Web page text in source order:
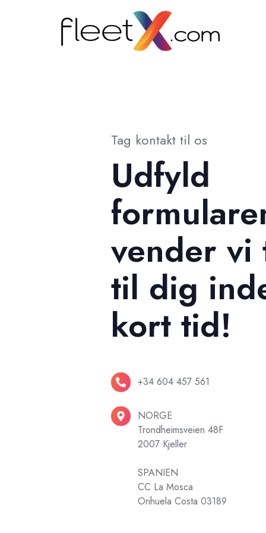
Tag kontakt til os
Udfyld
vender vi
til dig
kort tid!
+34 604 457 561
+34
457
561
NORGE
Trondheimsveien 48F
2007 Kjeller
SPANIEN
CC La Mosca
Orihuela Costa 03189
NORGE
Trondheimsveien
Kjeller
SPANIEN